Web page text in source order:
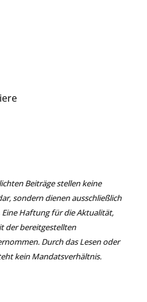
Beiträge stellen keine
sondern dienen ausschließlich
Haftung für die Aktualität,
der bereitgestellten
Durch das Lesen oder
kein Mandatsverhältnis.